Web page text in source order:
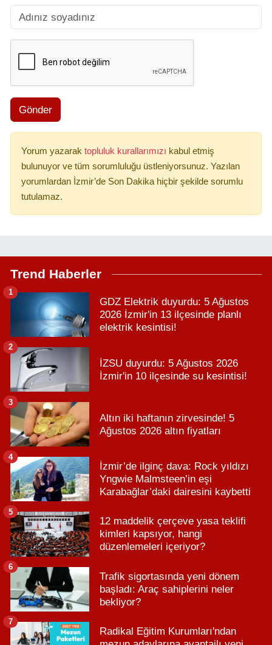
Gönder
Yorum yazarak topluluk kurallarımızı kabul etmiş
bulunuyor ve tüm sorumluluğu üstleniyorsunuz. Yazılan
yorumlardan İzmir’de Son Dakika hiçbir şekilde sorumlu
tutulamaz.
Trend Haberler
GDZ Elektrik duyurdu: 5 Ağustos
2026 İzmir'in 13 ilçesinde planlı
elektrik kesintisi!
1
İZSU duyurdu: 5 Ağustos 2026
İzmir'in 10 ilçesinde su kesintisi!
2
Altın iki haftanın zirvesinde! 5
Ağustos 2026 altın fiyatları
3
İzmir’de ilginç dava: Rock yıldızı
Yngwie Malmsteen’in eşi
Karabağlar’daki dairesini kaybetti
4
12 maddelik çerçeve yasa teklifi
kimleri kapsıyor, hangi
düzenlemeleri içeriyor?
5
Trafik sigortasında yeni dönem
başladı: Araç sahiplerini neler
bekliyor?
6
Radikal Eğitim Kurumları'ndan
7